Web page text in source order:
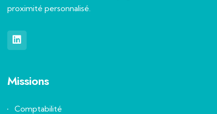
proximité personnalisé.
Missions
Comptabilité